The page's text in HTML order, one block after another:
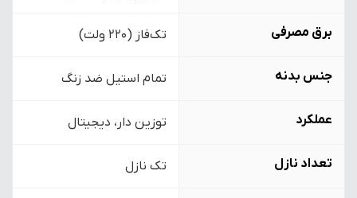
برق مصرفی تک‌فاز (220 ولت)
جنس بدنه تمام استیل ضد زنگ
عملکرد توزین دار، دیجیتال
تعداد نازل تک نازل